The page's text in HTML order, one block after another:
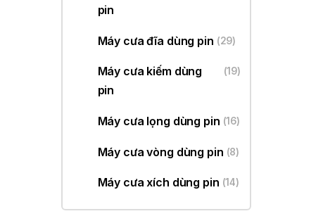
pin
Máy cưa đĩa dùng pin (29)
Máy cưa kiếm dùng
pin
(19)
Máy cưa lọng dùng pin (16)
Máy cưa vòng dùng pin (8)
Máy cưa xích dùng pin (14)